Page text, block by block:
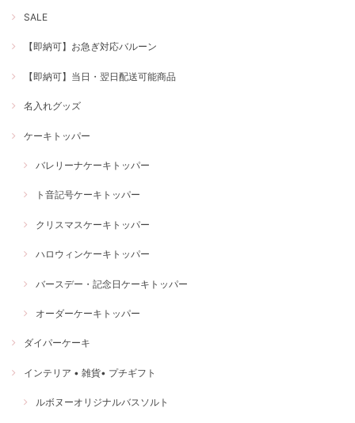
SALE
【即納可】お急ぎ対応バルーン
【即納可】当日・翌日配送可能商品
名入れグッズ
ケーキトッパー
バレリーナケーキトッパー
ト音記号ケーキトッパー
クリスマスケーキトッパー
ハロウィンケーキトッパー
バースデー・記念日ケーキトッパー
オーダーケーキトッパー
ダイパーケーキ
インテリア • 雑貨• プチギフト
ルボヌーオリジナルバスソルト